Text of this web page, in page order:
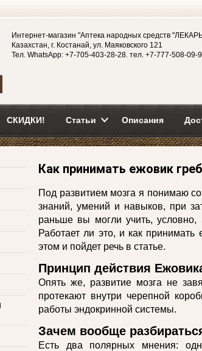
Интернет-магазин "Аптека народных средств
Казахстан, г. Костанай, ул. Маяковского 121
Тел. WhatsApp: +7-705-403-28-28. тел. +7-777-508-09-
СКИДКИ! Статьи Описания
Как принимать ежовик
Под развитием мозга я понимаю
знаний, умений и навыков, при
раньше вы могли учить,
Работает ли это, и как принимать
этом и пойдет речь в статье.
Принцип действия
Опять же, развитие мозга не
протекают внутри черепной
работы эндокринной системы.
Зачем вообще
Есть два полярных мнения: